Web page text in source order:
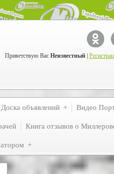
Приветствую Вас Неизвестный
Доска объявлений Видео
Книга отзывов о